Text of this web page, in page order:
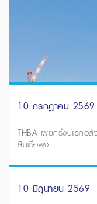
10 กรกฎาคม 2569
THBA เผยครึ่งปีแรกอ
สินเชื่อพุ่ง
10 มิถุนายน 2569